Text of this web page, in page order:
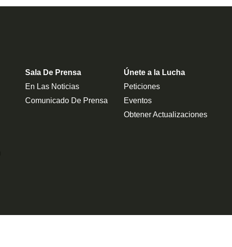
Sala De Prensa
En Las Noticias
Comunicado De Prensa
Únete a la Lucha
Peticiones
Eventos
Obtener Actualizaciones